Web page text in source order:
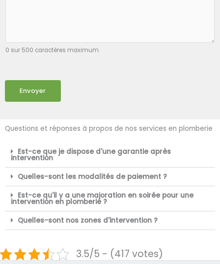
0 sur 500 caractères maximum.
Envoyer
Questions et réponses à propos de nos services en plomberie
Est-ce que je dispose d'une garantie après
intervention
Quelles-sont les modalités de paiement ?
Est-ce qu'il y a une majoration en soirée pour une
intervention en plomberie ?
Quelles-sont nos zones d'intervention ?
3.5/5 - (417 votes)